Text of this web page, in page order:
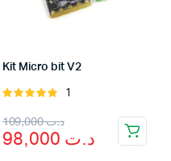
Kit Micro bit V2
Rated
5
1
د.ت109,000
Original
price
د.ت
Current
price